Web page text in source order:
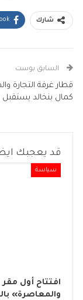
شارك
السابق بوست
قطار غرفة التجارة
كمال بنخالد يستقبل
قد يعجبك
سياسة
افتتاح أول مقر
والمعاصرة»